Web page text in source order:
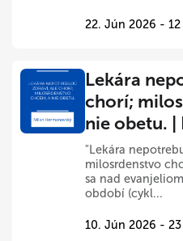
22. Jún 2026 -
Lekára
chorí;
nie obetu. |
"Lekára
milosrdenstvo
sa nad
období (cykl...
10. Jún 2026 -